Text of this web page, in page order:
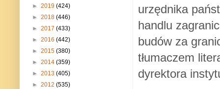
urzędnika
handlu
budów za
tłumaczem
dyrektora
► 2019 (424)
► 2018 (446)
► 2017 (433)
► 2016 (442)
► 2015 (380)
► 2014 (359)
► 2013 (405)
► 2012 (535)